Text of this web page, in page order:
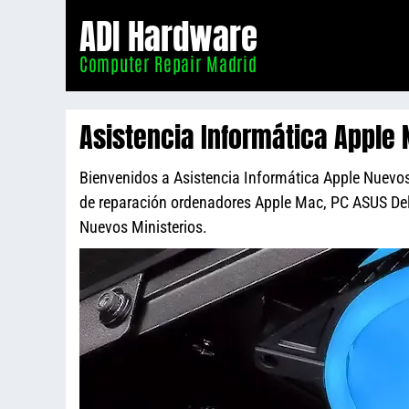
ADI Hardware
Computer Repair Madrid
Asistencia Informática Apple
Bienvenidos a Asistencia Informática Apple
de reparación ordenadores Apple Mac, PC ASUS
Nuevos Ministerios.